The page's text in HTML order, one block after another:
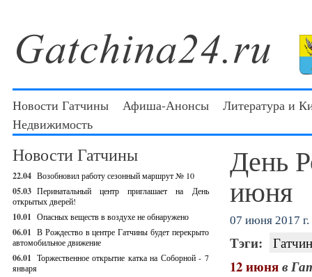
Новости Гатчины Афиша-Анонсы
Литература и
Недвижимость
Новости Гатчины
22.04 Возобновил работу сезонный маршрут № 10
05.03 Перинатальный центр приглашает на День
открытых дверей!
10.01 Опасных веществ в воздухе не обнаружено
06.01 В Рождество в центре Гатчины будет перекрыто
автомобильное движение
06.01 Торжественное открытие катка на Соборной - 7
января
День
июня
07 июня 2017 г.
Тэги:
12 июня в